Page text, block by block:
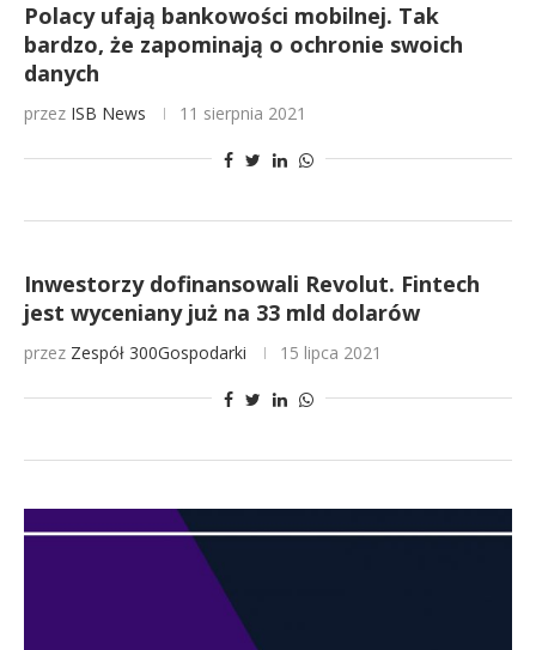
Polacy ufają bankowości mobilnej. Tak
bardzo, że zapominają o ochronie swoich
danych
przez ISB News 11 sierpnia 2021
Inwestorzy dofinansowali Revolut. Fintech
jest wyceniany już na 33 mld dolarów
przez Zespół 300Gospodarki 15 lipca 2021